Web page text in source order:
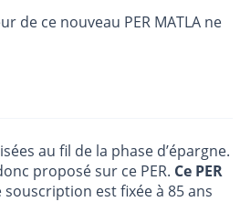
de ce nouveau PER MATLA ne
au fil de la phase d’épargne.
proposé sur ce PER. Ce PER
souscription est fixée à 85 ans